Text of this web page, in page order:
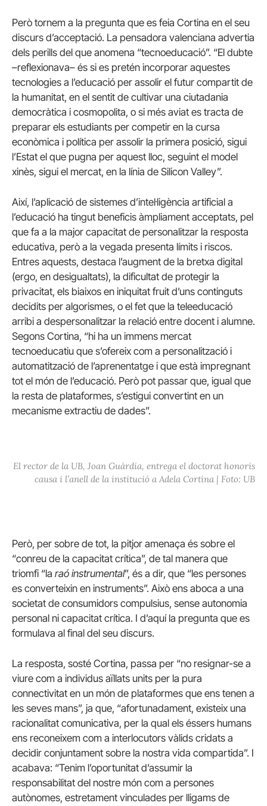
Però tornem a la pregunta que es feia Cortina en el seu
discurs d’acceptació. La pensadora valenciana advertia
dels perills del que anomena “tecnoeducació”. “El dubte
–reflexionava– és si es pretén incorporar aquestes
tecnologies a l’educació per assolir el futur compartit de
la humanitat, en el sentit de cultivar una ciutadania
democràtica i cosmopolita, o si més aviat es tracta de
preparar els estudiants per competir en la cursa
econòmica i política per assolir la primera posició, sigui
l’Estat el que pugna per aquest lloc, seguint el model
xinès, sigui el mercat, en la línia de Silicon Valley”.
Així, l’aplicació de sistemes d’intel·ligència artificial a
l’educació ha tingut beneficis àmpliament acceptats, pel
que fa a la major capacitat de personalitzar la resposta
educativa, però a la vegada presenta límits i riscos.
Entres aquests, destaca l’augment de la bretxa digital
(ergo, en desigualtats), la dificultat de protegir la
privacitat, els biaixos en iniquitat fruit d’uns continguts
decidits per algorismes, o el fet que la teleeducació
arribi a despersonalitzar la relació entre docent i alumne.
Segons Cortina, “hi ha un immens mercat
tecnoeducatiu que s’ofereix com a personalització i
automatització de l’aprenentatge i que està impregnant
tot el món de l’educació. Però pot passar que, igual que
la resta de plataformes, s’estigui convertint en un
mecanisme extractiu de dades”.
El rector de la UB, Joan Guàrdia, entrega el doctorat honoris
causa i l’anell de la institució a Adela Cortina | Foto: UB
Però, per sobre de tot, la pitjor amenaça és sobre el
“conreu de la capacitat crítica”, de tal manera que
triomfi “la raó instrumental”, és a dir, que “les persones
es converteixin en instruments”. Això ens aboca a una
societat de consumidors compulsius, sense autonomia
personal ni capacitat crítica. I d’aquí la pregunta que es
formulava al final del seu discurs.
La resposta, sosté Cortina, passa per “no resignar-se a
viure com a individus aïllats units per la pura
connectivitat en un món de plataformes que ens tenen a
les seves mans”, ja que, “afortunadament, existeix una
racionalitat comunicativa, per la qual els éssers humans
ens reconeixem com a interlocutors vàlids cridats a
decidir conjuntament sobre la nostra vida compartida”. I
acabava: “Tenim l’oportunitat d’assumir la
responsabilitat del nostre món com a persones
autònomes, estretament vinculades per lligams de